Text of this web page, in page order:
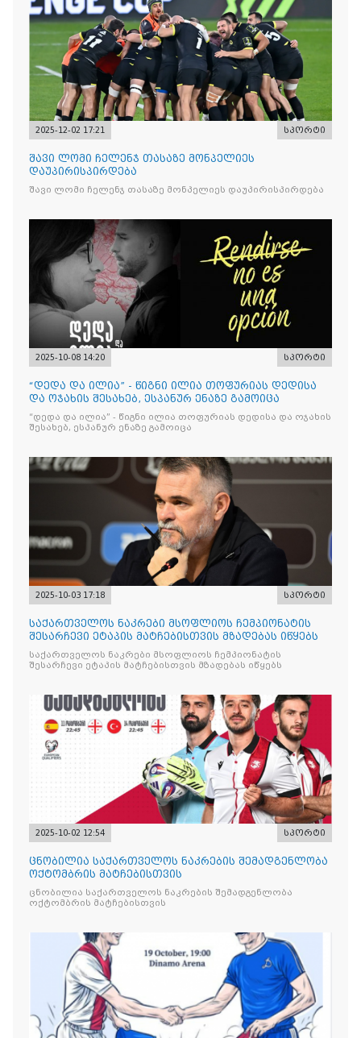
2025-12-02 17:21 სპორტი
შავი ლომი ჩელენჯ თასაზე მონპელიეს
დაუპირისპირდება
შავი ლომი ჩელენჯ თასაზე მონპელიეს დაუპირისპირდება
2025-10-08 14:20 სპორტი
“დედა და ილია” - წიგნი ილია თოფურიას დედისა
და ოჯახის შესახებ, ესპანურ ენაზე გამოიცა
“დედა და ილია” - წიგნი ილია თოფურიას დედისა და ოჯახის
შესახებ, ესპანურ ენაზე გამოიცა
2025-10-03 17:18 სპორტი
საქართველოს ნაკრები მსოფლიოს ჩემპიონატის
შესარჩევი ეტაპის მატჩებისთვის მზადებას იწყებს
საქართველოს ნაკრები მსოფლიოს ჩემპიონატის
შესარჩევი ეტაპის მატჩებისთვის მზადებას იწყებს
2025-10-02 12:54 სპორტი
ცნობილია საქართველოს ნაკრების შემადგენლობა
ოქტომბრის მატჩებისთვის
ცნობილია საქართველოს ნაკრების შემადგენლობა
ოქტომბრის მატჩებისთვის